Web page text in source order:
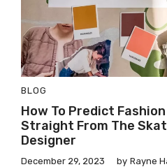
BLOG
How To Predict
Straight From The
Designer
December 29, 2023 by Rayne